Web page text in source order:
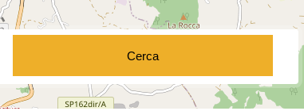
Cerca